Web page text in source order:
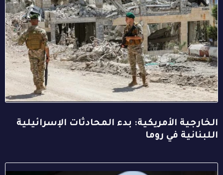
الخارجية الأمريكية: بدء المحادثات الإسرائيلية
اللبنانية في روما